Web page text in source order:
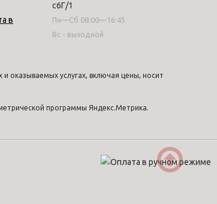
в
с6Г/1
Пн—Сб 08:00—16:45
Вс - выходной
оказываемых услугах, включая цены, носит
программы Яндекс.Метрика.